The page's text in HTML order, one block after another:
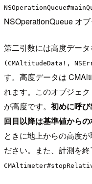
NSOperationQueue オ
第二引数には高度デー
(CMAltitudeData!,
す。高度データは
れます。このオブジェ
が高度です。 初めに呼
回目以降は基準値からの
ときに地上からの高度
ださい。また、計測を